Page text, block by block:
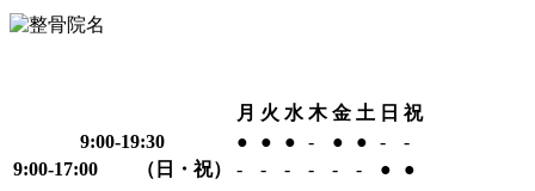
月 火 水 木 金 土 日 祝
9:00-19:30
● ● ● - ● ● -
-
9:00-17:00 （日・祝）
- - - - - - ● ●